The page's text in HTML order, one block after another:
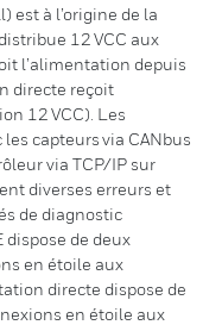
est à l’origine de la
12 VCC aux
l’alimentation depuis
directe reçoit
12 VCC). Les
capteurs via CANbus
via TCP/IP sur
diverses erreurs et
de diagnostic
de deux
en étoile aux
directe dispose de
en étoile aux